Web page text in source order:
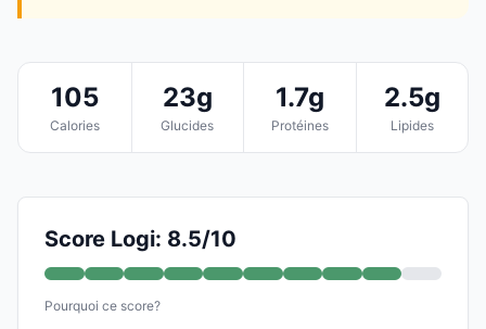
105
Calories
23g
Glucides
1.7g
Protéines
2.5g
Lipides
Score Logi: 8.5/10
Pourquoi ce score?